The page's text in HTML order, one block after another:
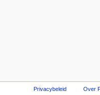
Privacybeleid Over